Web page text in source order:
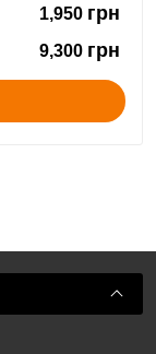
1,950 грн
9,300 грн